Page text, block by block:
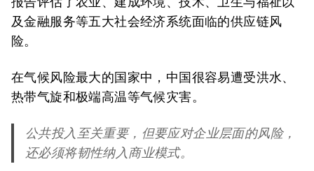
及金融服务等五大社会经济系统面临的供应链风
险。
在气候风险最大的国家中，中国很容易遭受洪水、
热带气旋和极端高温等气候灾害。
公共投入至关重要，但要应对企业层面的风险，
还必须将韧性纳入商业模式。